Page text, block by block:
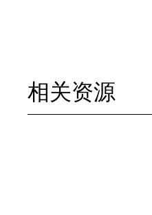
相关资源